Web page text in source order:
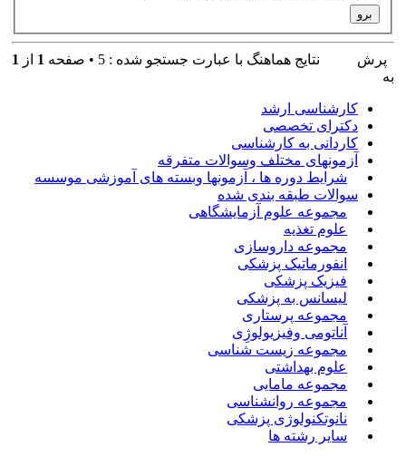
نتايج هماهنگ با عبارت جستجو شده : 5 • صفحه 1 از 1
پرش
به
کارشناسی ارشد
دکترای تخصصی
کاردانی به کارشناسی
آزمونهای مختلف وسوالات متفرقه
شرایط دوره ها ، آزمونها وبسته های آموزشی موسسه
سوالات طبقه بندی شده
مجموعه علوم آزمایشگاهی
علوم تغذیه
مجموعه داروسازی
انفورماتیک پزشکی
فیزیک پزشکی
لیسانس به پزشکی
مجموعه پرستاری
آناتومی وفیزیولوژِی
مجموعه زیست شناسی
علوم بهداشتی
مجموعه مامایی
مجموعه روانشناسی
نانوتکنولوژی پزشکی
سایر رشته ها